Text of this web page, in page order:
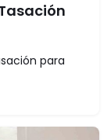
para